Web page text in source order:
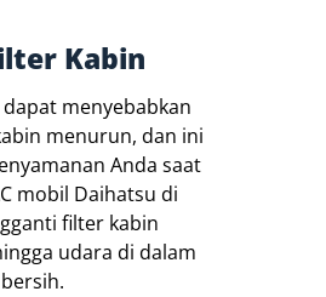
Kabin
menyebabkan
menurun, dan ini
Anda saat
mobil Daihatsu di
filter kabin
udara di dalam